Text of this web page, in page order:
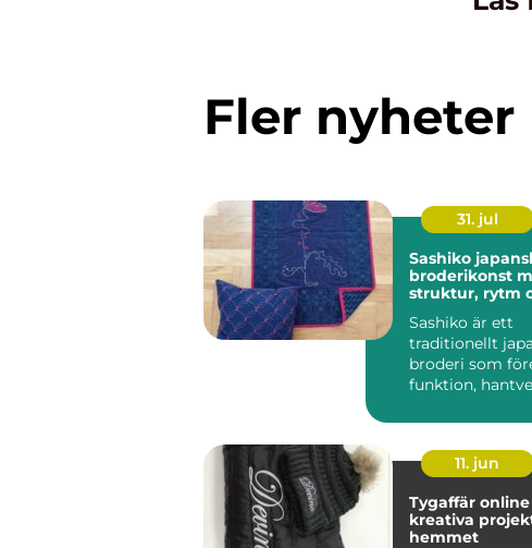
Fler nyheter
31. jul
Sashiko japansk
broderikonst
struktur, rytm
Sashiko är ett
traditionellt
broderi som
funktion,
börja...
11. jun
Tygaffär
kreativa
hemmet